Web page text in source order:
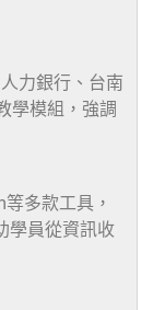
力銀行、台南
學模組，強調
多款工具，
學員從資訊收